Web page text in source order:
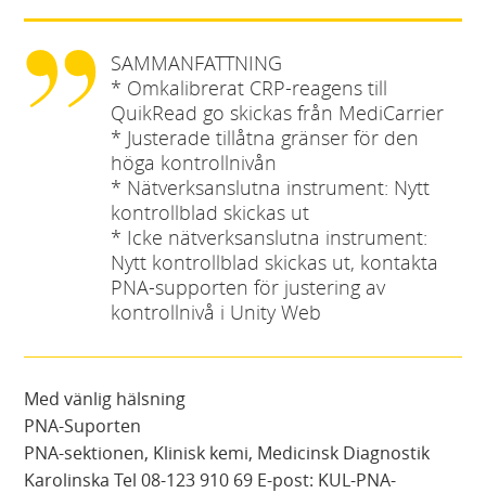
SAMMANFATTNING
* Omkalibrerat CRP-reagens till
QuikRead go skickas från MediCarrier
* Justerade tillåtna gränser för den
höga kontrollnivån
* Nätverksanslutna instrument: Nytt
kontrollblad skickas ut
* Icke nätverksanslutna instrument:
Nytt kontrollblad skickas ut, kontakta
PNA-supporten för justering av
kontrollnivå i Unity Web
Med vänlig hälsning
PNA-Suporten
PNA-sektionen, Klinisk kemi, Medicinsk Diagnostik
Karolinska Tel 08-123 910 69 E-post: KUL-PNA-